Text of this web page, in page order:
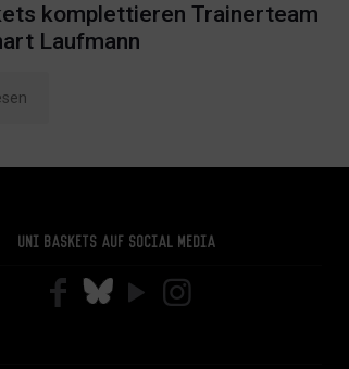
komplettieren Trainerteam
Laufmann
Uni Baskets auf Social Media